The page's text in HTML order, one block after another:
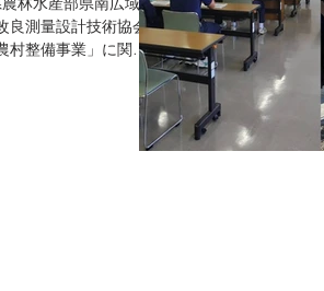
良測量設計技術協会
村整備事業」に関す
科2年生24人を対象